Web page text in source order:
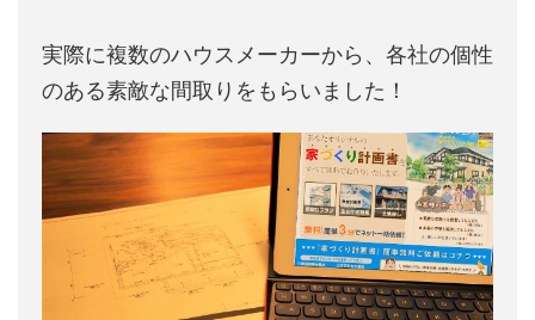
実際に複数のハウスメーカーから、各社の個性
のある素敵な間取りをもらいました！